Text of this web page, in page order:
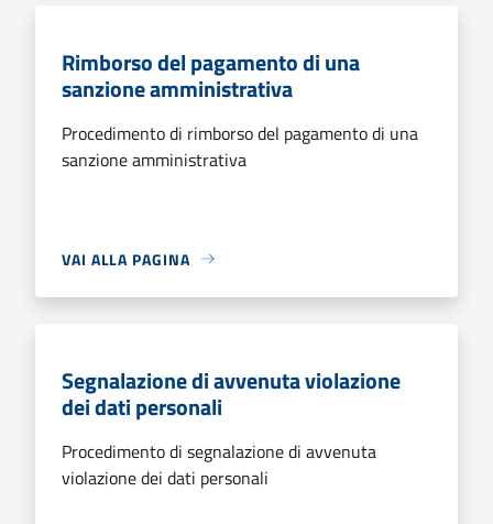
Rimborso del pagamento di una
sanzione amministrativa
Procedimento di rimborso del pagamento di una
sanzione amministrativa
VAI ALLA PAGINA
Segnalazione di avvenuta violazione
dei dati personali
Procedimento di segnalazione di avvenuta
violazione dei dati personali